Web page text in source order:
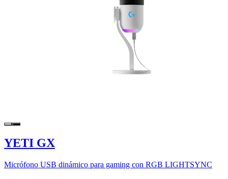
YETI GX
Micrófono USB dinámico para gaming con RGB LIGHTSYNC